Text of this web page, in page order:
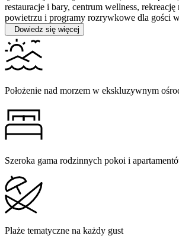
restauracje i bary, centrum wellness,
powietrzu i programy rozrywkowe dla gości
Dowiedz się więcej
Położenie nad morzem w ekskluzywnym
Szeroka gama rodzinnych pokoi i
Plaże tematyczne na każdy gust